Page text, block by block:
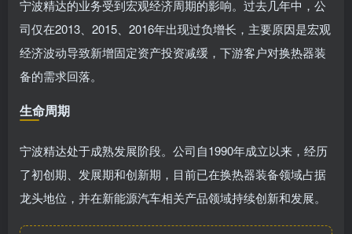
宁波精达的业务受到宏观经济周期的影响。过去几年中，公
司仅在2013、2015、2016年出现过负增长，主要原因是宏观
经济波动导致新增固定资产投资减缓，下游客户对换热器装
备的需求回落。
生命周期
宁波精达处于成熟发展阶段。公司自1990年成立以来，经历
了初创期、发展期和创新期，目前已在换热器装备领域占据
龙头地位，并在新能源汽车相关产品领域持续创新和发展。